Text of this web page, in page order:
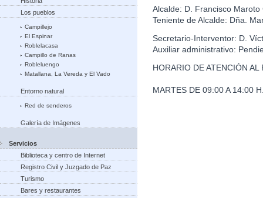
Los pueblos
Campillejo
El Espinar
Roblelacasa
Campillo de Ranas
Robleluengo
Matallana, La Vereda y El Vado
Entorno natural
Red de senderos
Galería de Imágenes
Servicios
Biblioteca y centro de Internet
Registro Civil y Juzgado de Paz
Turismo
Bares y restaurantes
Alcalde: D. Francisco Maroto
Teniente de Alcalde: Dña.
Secretario-Interventor: D.
Auxiliar administrativo:
HORARIO DE ATENCIÓN AL
MARTES DE 09:00 A 14:00